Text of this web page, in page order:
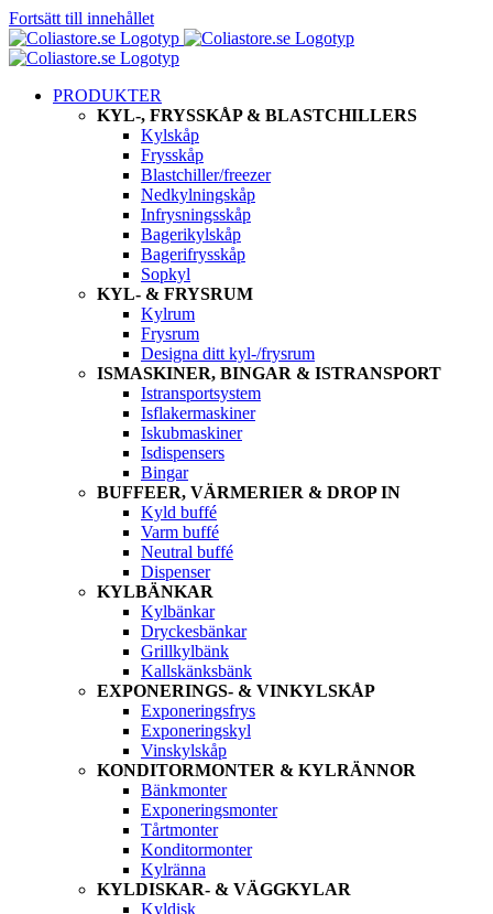
Fortsätt till innehållet
PRODUKTER
KYL-, FRYSSKÅP & BLASTCHILLERS
Kylskåp
Frysskåp
Blastchiller/freezer
Nedkylningskåp
Infrysningsskåp
Bagerikylskåp
Bagerifrysskåp
Sopkyl
KYL- & FRYSRUM
Kylrum
Frysrum
Designa ditt kyl-/frysrum
ISMASKINER, BINGAR & ISTRANSPORT
Istransportsystem
Isflakermaskiner
Iskubmaskiner
Isdispensers
Bingar
BUFFEER, VÄRMERIER & DROP IN
Kyld buffé
Varm buffé
Neutral buffé
Dispenser
KYLBÄNKAR
Kylbänkar
Dryckesbänkar
Grillkylbänk
Kallskänksbänk
EXPONERINGS- & VINKYLSKÅP
Exponeringsfrys
Exponeringskyl
Vinskylskåp
KONDITORMONTER & KYLRÄNNOR
Bänkmonter
Exponeringsmonter
Tårtmonter
Konditormonter
Kylränna
KYLDISKAR- & VÄGGKYLAR
Kyldisk